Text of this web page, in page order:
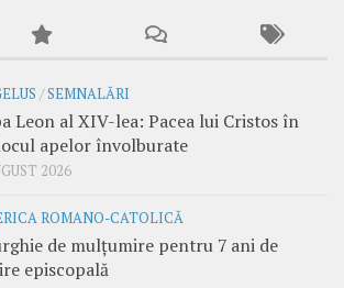
/SEMNALĂRI
Leon al XIV-lea: Pacea lui Cristos în
apelor învolburate
2026
ROMANO-CATOLICĂ
de mulțumire pentru 7 ani de
episcopală